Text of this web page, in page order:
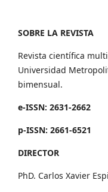
SOBRE LA REVISTA
Revista científica
Universidad
bimensual.
e-ISSN: 2631-2662
p-ISSN: 2661-6521
DIRECTOR
PhD. Carlos Xavier